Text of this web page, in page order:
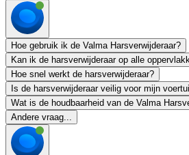
Hoe gebruik ik de Valma Harsverwijderaar?
Kan ik de harsverwijderaar op alle
Hoe snel werkt de harsverwijderaar?
Is de harsverwijderaar veilig voor mijn
Wat is de houdbaarheid van de Valma
Andere vraag...